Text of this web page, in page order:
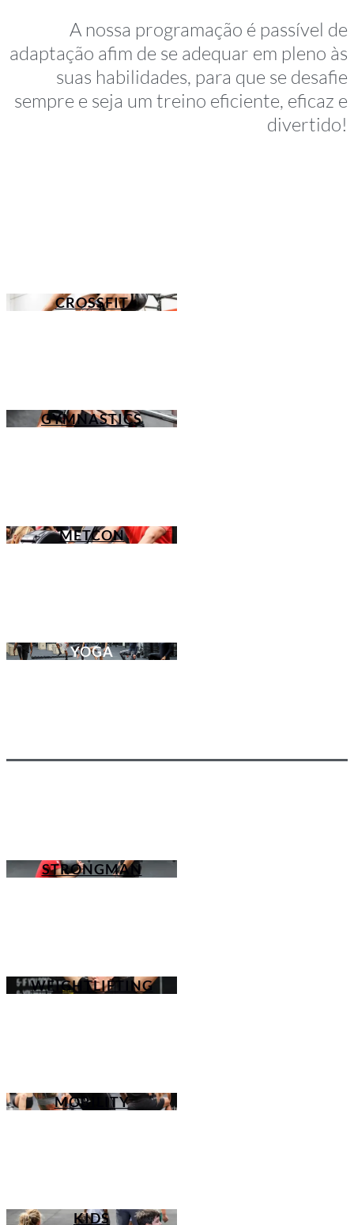
A nossa programação é passível de
adaptação afim de se adequar em pleno às
suas habilidades, para que se desafie
sempre e seja um treino eficiente, eficaz e
divertido!
CROSSFIT
GYMNASTICS
METCON
YOGA
STRONGMAN
WEIGHTLIFTING
MOBILITY
KIDS